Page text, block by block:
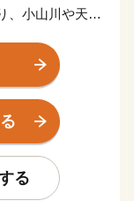
、小山川や天神
らぎとうるおい
顕著に現れ、日
る